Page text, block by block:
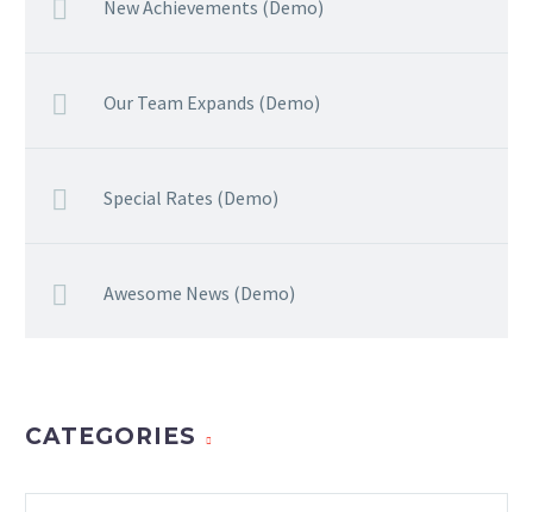
New Achievements (Demo)
Our Team Expands (Demo)
Special Rates (Demo)
Awesome News (Demo)
CATEGORIES